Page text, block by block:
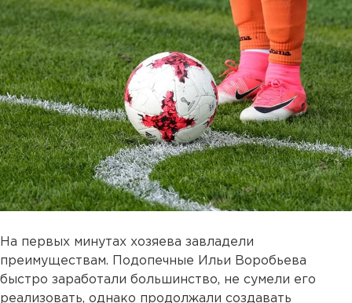
На первых минутах хозяева завладели
преимуществам. Подопечные Ильи Воробьева
быстро заработали большинство, не сумели его
реализовать, однако продолжали создавать